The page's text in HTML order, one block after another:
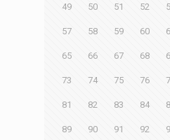
49 50 51 52
57 58 59 60
65 66 67 68
73 74 75 76
81 82 83 84
89 90 91 92